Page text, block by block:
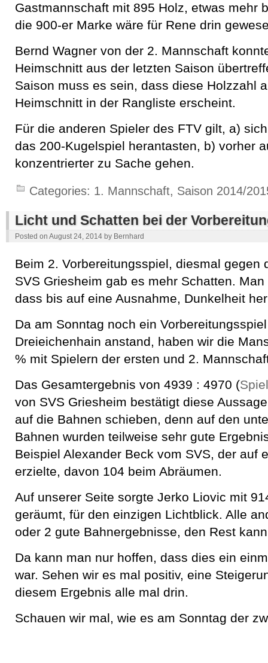
Gastmannschaft mit 895 Holz, etwas mehr
die 900-er Marke wäre für Rene drin
Bernd Wagner von der 2. Mannschaft
Heimschnitt aus der letzten Saison
Saison muss es sein, dass diese Holzzahl
Heimschnitt in der Rangliste erscheint.
Für die anderen Spieler des FTV gilt, a)
das 200-Kugelspiel herantasten, b) vorher
konzentrierter zu Sache gehen.
Categories: 1. Mannschaft, Saison 2014/
Licht und Schatten bei der
Posted on August 24, 2014 by Bernhard
Beim 2. Vorbereitungsspiel, diesmal gegen
SVS Griesheim gab es mehr Schatten.
dass bis auf eine Ausnahme, Dunkelheit
Da am Sonntag noch ein
Dreieichenhain anstand, haben wir die
% mit Spielern der ersten und 2.
Das Gesamtergebnis von 4939 : 4970 (
von SVS Griesheim bestätigt diese
auf die Bahnen schieben, denn auf den
Bahnen wurden teilweise sehr gute
Beispiel Alexander Beck vom SVS, der auf
erzielte, davon 104 beim Abräumen.
Auf unserer Seite sorgte Jerko Liovic mit
geräumt, für den einzigen Lichtblick. Alle
oder 2 gute Bahnergebnisse, den Rest
Da kann man nur hoffen, dass dies ein
war. Sehen wir es mal positiv, eine
diesem Ergebnis alle mal drin.
Schauen wir mal, wie es am Sonntag der